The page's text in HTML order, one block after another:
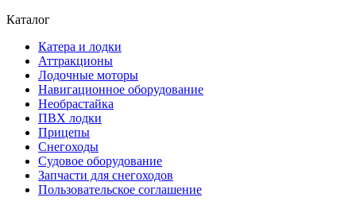
Каталог
Катера и лодки
Аттракционы
Лодочные моторы
Навигационное оборудование
Необрастайка
ПВХ лодки
Прицепы
Снегоходы
Судовое оборудование
Запчасти для снегоходов
Пользовательское соглашение